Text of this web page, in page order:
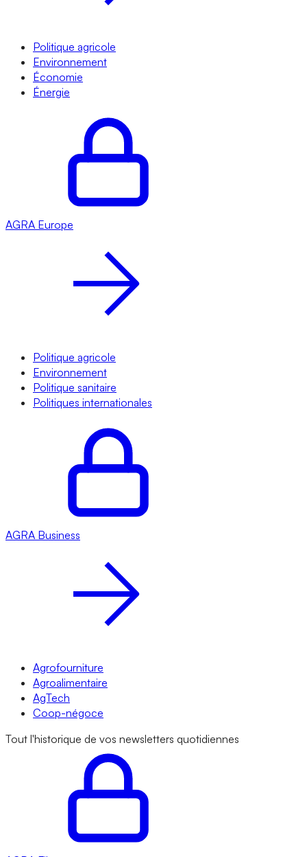
Politique agricole
Environnement
Économie
Énergie
AGRA Europe
Politique agricole
Environnement
Politique sanitaire
Politiques internationales
AGRA Business
Agrofourniture
Agroalimentaire
AgTech
Coop-négoce
Tout l'historique de vos newsletters quotidiennes